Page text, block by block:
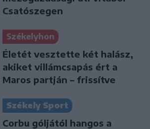
Csatószegen
Székelyhon
Életét vesztette két halász,
akiket villámcsapás ért a
Maros partján – frissítve
Székely Sport
Corbu góljától hangos a